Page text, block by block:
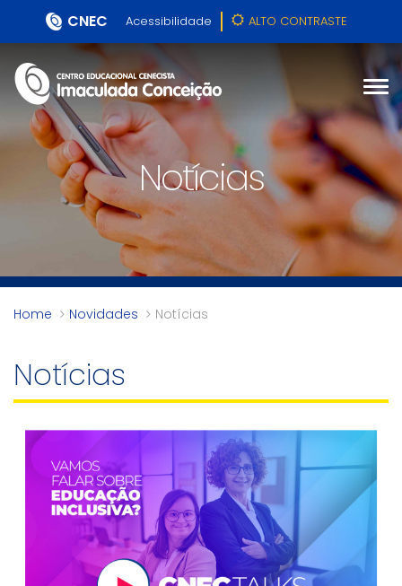
CNEC Acessibilidade ALTO CONTRASTE
Notícias
Home Novidades Notícias
Notícias